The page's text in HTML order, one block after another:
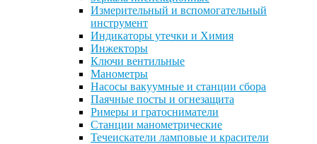
Измерительный и вспомогательный
инструмент
Индикаторы утечки и Химия
Инжекторы
Ключи вентильные
Манометры
Насосы вакуумные и станции сбора
Паячные посты и огнезащита
Римеры и гратосниматели
Станции манометрические
Течеискатели ламповые и красители